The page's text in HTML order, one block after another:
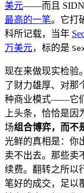
美元——而且 SIDN
最高的一笔。它打
科所记载，当年
万美元，标的是
现在来做现实检验
了财力雄厚、对那
种商业模式——它
上头条，恰恰是因
场组合博弈，而不
光鲜的真相是：你
卖不出去。那些卖
续费。翻转之所
笔好的成交，足以